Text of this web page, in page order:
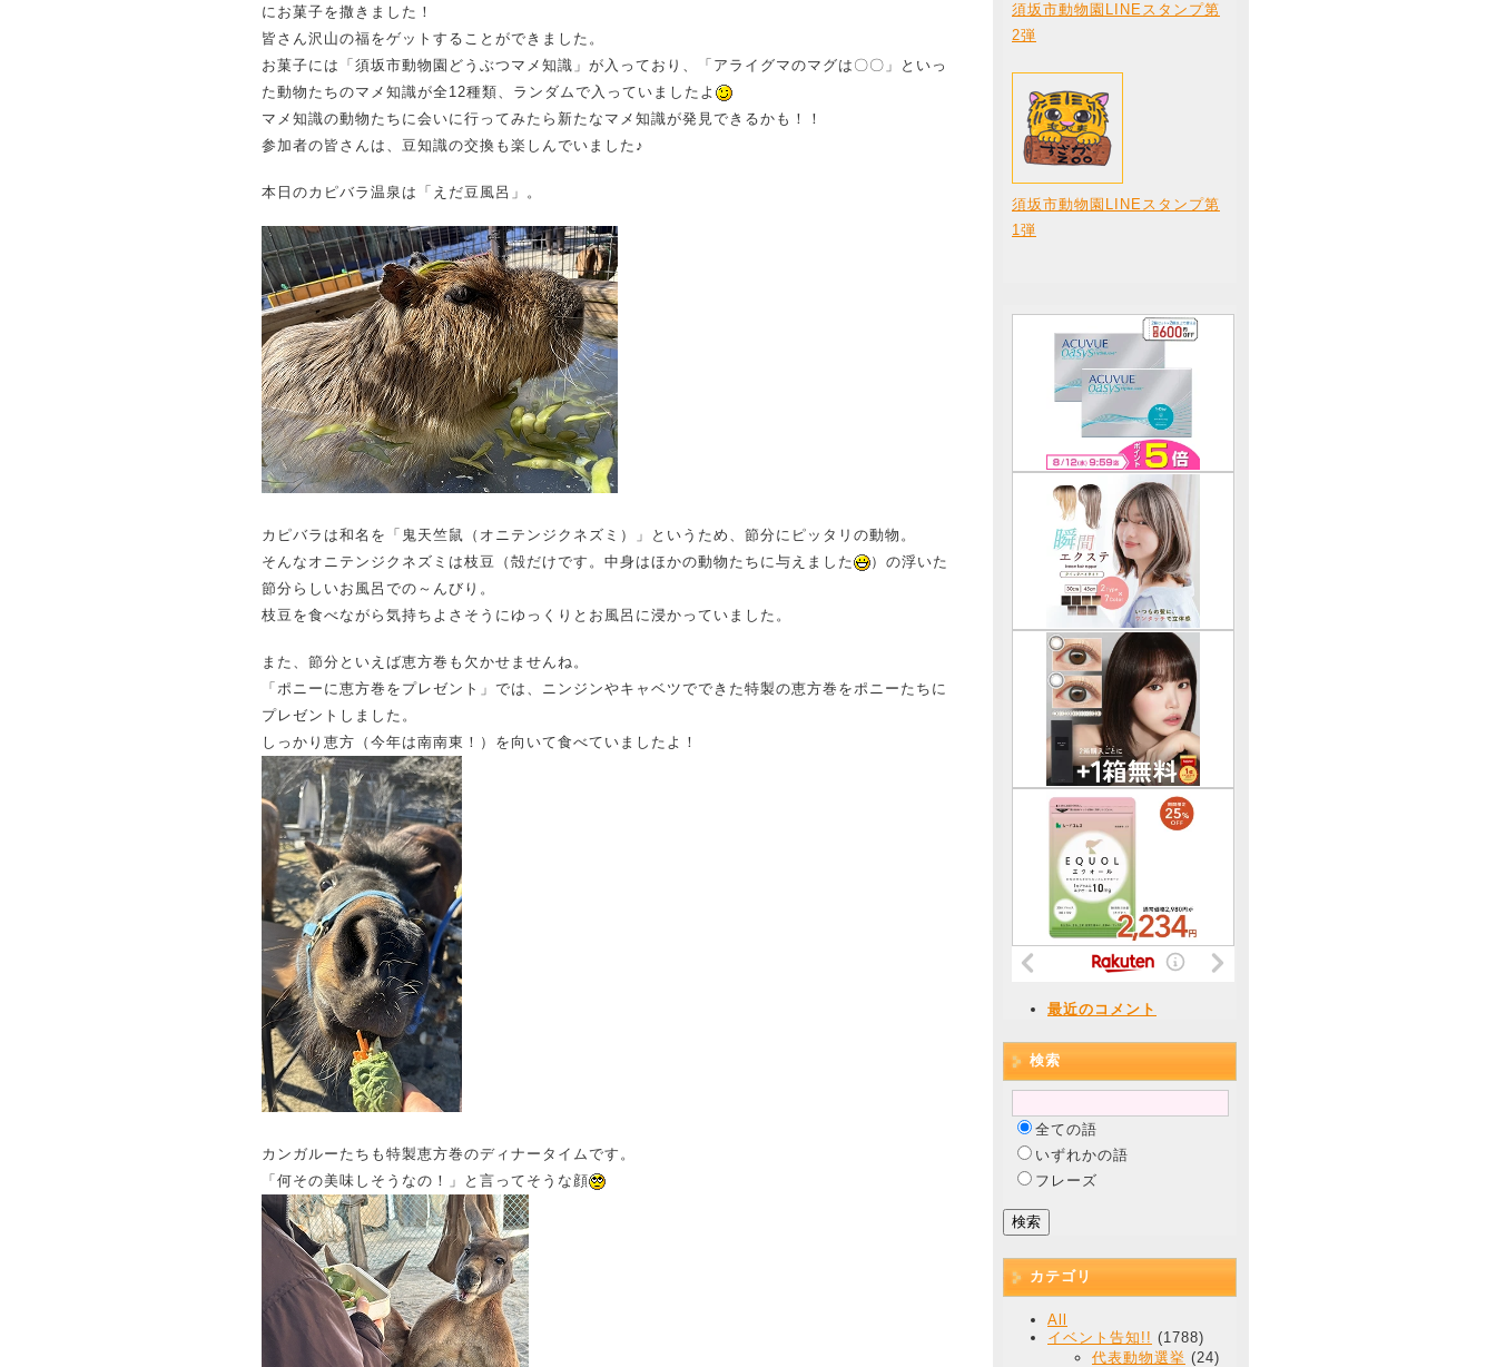
にお菓子を撒きました！
皆さん沢山の福をゲットすることができました。
お菓子には「須坂市動物園どうぶつマメ知識」が入っており、「アライグマのマグは〇〇」といっ
た動物たちのマメ知識が全12種類、ランダムで入っていましたよ
マメ知識の動物たちに会いに行ってみたら新たなマメ知識が発見できるかも！！
参加者の皆さんは、豆知識の交換も楽しんでいました♪
本日のカピバラ温泉は「えだ豆風呂」。
カピバラは和名を「鬼天竺鼠（オニテンジクネズミ）」というため、節分にピッタリの動物。
そんなオニテンジクネズミは枝豆（殻だけです。中身はほかの動物たちに与えました
）の浮いた
節分らしいお風呂での～んびり。
枝豆を食べながら気持ちよさそうにゆっくりとお風呂に浸かっていました。
また、節分といえば恵方巻も欠かせませんね。
「ポニーに恵方巻をプレゼント」では、ニンジンやキャベツでできた特製の恵方巻をポニーたちに
プレゼントしました。
しっかり恵方（今年は南南東！）を向いて食べていましたよ！
カンガルーたちも特製恵方巻のディナータイムです。
「何その美味しそうなの！」と言ってそうな顔
須坂市動物園LINEスタンプ第
2弾
須坂市動物園LINEスタンプ第
1弾
最近のコメント
検索
全ての語
いずれかの語
フレーズ
カテゴリ
All
イベント告知!! (1788)
代表動物選挙 (24)